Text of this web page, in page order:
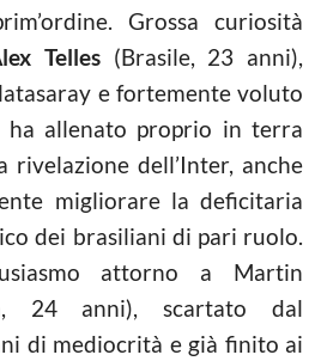
Grossa curiosità
Telles(Brasile, 23 anni),
e fortemente voluto
ha allenato proprio in terra
rivelazione dell’Inter, anche
migliorare la deficitaria
dei brasiliani di pari ruolo.
attorno a Martin
24 anni), scartato dal
di mediocrità e già finito ai